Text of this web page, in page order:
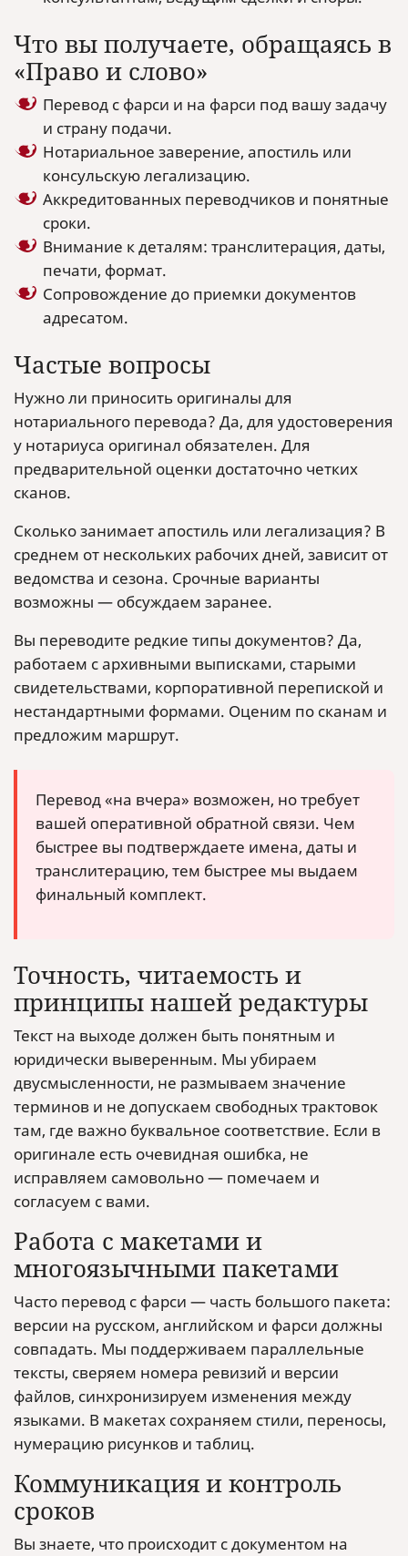
Что вы получаете, обращаясь в
«Право и слово»
Перевод с фарси и на фарси под вашу задачу
и страну подачи.
Нотариальное заверение, апостиль или
консульскую легализацию.
Аккредитованных переводчиков и понятные
сроки.
Внимание к деталям: транслитерация, даты,
печати, формат.
Сопровождение до приемки документов
адресатом.
Частые вопросы
Нужно ли приносить оригиналы для
нотариального перевода? Да, для удостоверения
у нотариуса оригинал обязателен. Для
предварительной оценки достаточно четких
сканов.
Сколько занимает апостиль или легализация? В
среднем от нескольких рабочих дней, зависит от
ведомства и сезона. Срочные варианты
возможны — обсуждаем заранее.
Вы переводите редкие типы документов? Да,
работаем с архивными выписками, старыми
свидетельствами, корпоративной перепиской и
нестандартными формами. Оценим по сканам и
предложим маршрут.
Перевод «на вчера» возможен, но требует
вашей оперативной обратной связи. Чем
быстрее вы подтверждаете имена, даты и
транслитерацию, тем быстрее мы выдаем
финальный комплект.
Точность, читаемость и
принципы нашей редактуры
Текст на выходе должен быть понятным и
юридически выверенным. Мы убираем
двусмысленности, не размываем значение
терминов и не допускаем свободных трактовок
там, где важно буквальное соответствие. Если в
оригинале есть очевидная ошибка, не
исправляем самовольно — помечаем и
согласуем с вами.
Работа с макетами и
многоязычными пакетами
Часто перевод с фарси — часть большого пакета:
версии на русском, английском и фарси должны
совпадать. Мы поддерживаем параллельные
тексты, сверяем номера ревизий и версии
файлов, синхронизируем изменения между
языками. В макетах сохраняем стили, переносы,
нумерацию рисунков и таблиц.
Коммуникация и контроль
сроков
Вы знаете, что происходит с документом на